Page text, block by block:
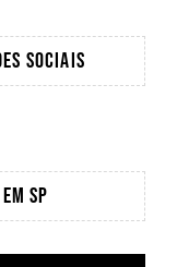
SOCIAIS
SP